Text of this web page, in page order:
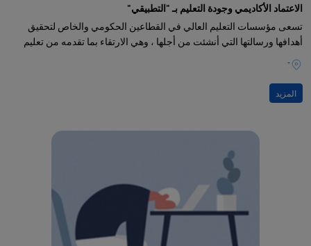
الاعتماد الأكاديمي وجودة التعليم بـ "التطبيقي"
تسعى مؤسسات التعليم العالي في القطاعين الحكومي والخاص لتحقيق
أهدافها ورسالتها التي أنشئت من أجلها ، وهي الارتقاء بما تقدمه من تعليم
-
المزيد